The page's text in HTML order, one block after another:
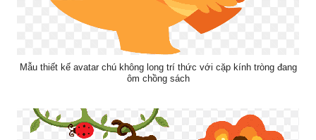
Mẫu thiết kế avatar chú không long trí thức với cặp kính tròng đang
ôm chồng sách